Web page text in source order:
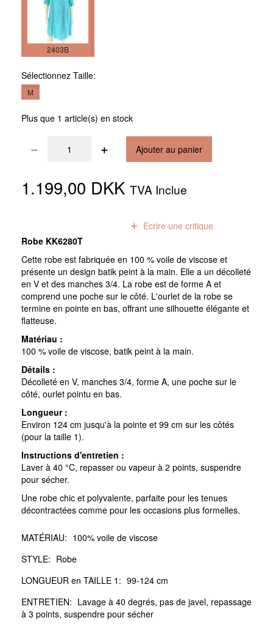
2403B
Sélectionnez Taille:
M
Plus que 1 article(s) en stock
Ajouter au panier
1.199,00 DKK TVA Inclue
Ecrire une critique
Robe KK6280T
Cette robe est fabriquée en 100 % voile de viscose et
présente un design batik peint à la main. Elle a un décolleté
en V et des manches 3/4. La robe est de forme A et
comprend une poche sur le côté. L'ourlet de la robe se
termine en pointe en bas, offrant une silhouette élégante et
flatteuse.
Matériau :
100 % voile de viscose, batik peint à la main.
Détails :
Décolleté en V, manches 3/4, forme A, une poche sur le
côté, ourlet pointu en bas.
Longueur :
Environ 124 cm jusqu'à la pointe et 99 cm sur les côtés
(pour la taille 1).
Instructions d'entretien :
Laver à 40 °C, repasser ou vapeur à 2 points, suspendre
pour sécher.
Une robe chic et polyvalente, parfaite pour les tenues
décontractées comme pour les occasions plus formelles.
MATÉRIAU: 100% voile de viscose
STYLE: Robe
LONGUEUR en TAILLE 1: 99-124 cm
ENTRETIEN: Lavage à 40 degrés, pas de javel, repassage
à 3 points, suspendre pour sécher